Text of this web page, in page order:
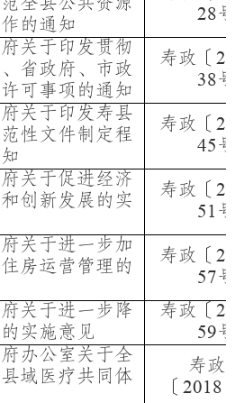
的通知
28号
关于印发贯彻
省政府、市政
可事项的通知
寿政〔
38号
关于印发寿县
性文件制定程
寿政〔
45号
关于促进经济
创新发展的实
寿政〔
51 号
关于进一步加
房运营管理的
寿政〔
57号
关于进一步降
实施意见
寿政〔
59号
办公室关于全
域医疗共同体
寿政
〔 2018